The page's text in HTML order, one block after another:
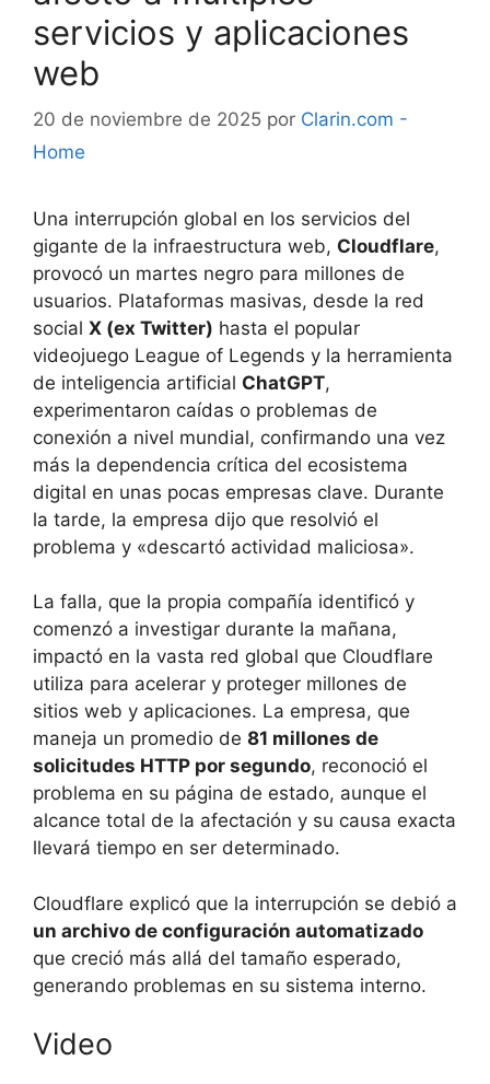
servicios y aplicaciones
web
20 de noviembre de 2025 por Clarin.com -
Home
Una interrupción global en los servicios del
gigante de la infraestructura web, Cloudflare,
provocó un martes negro para millones de
usuarios. Plataformas masivas, desde la red
social X (ex Twitter) hasta el popular
videojuego League of Legends y la herramienta
de inteligencia artificial ChatGPT,
experimentaron caídas o problemas de
conexión a nivel mundial, confirmando una vez
más la dependencia crítica del ecosistema
digital en unas pocas empresas clave. Durante
la tarde, la empresa dijo que resolvió el
problema y «descartó actividad maliciosa».
La falla, que la propia compañía identificó y
comenzó a investigar durante la mañana,
impactó en la vasta red global que Cloudflare
utiliza para acelerar y proteger millones de
sitios web y aplicaciones. La empresa, que
maneja un promedio de 81 millones de
solicitudes HTTP por segundo, reconoció el
problema en su página de estado, aunque el
alcance total de la afectación y su causa exacta
llevará tiempo en ser determinado.
Cloudflare explicó que la interrupción se debió a
un archivo de configuración automatizado
que creció más allá del tamaño esperado,
generando problemas en su sistema interno.
Video